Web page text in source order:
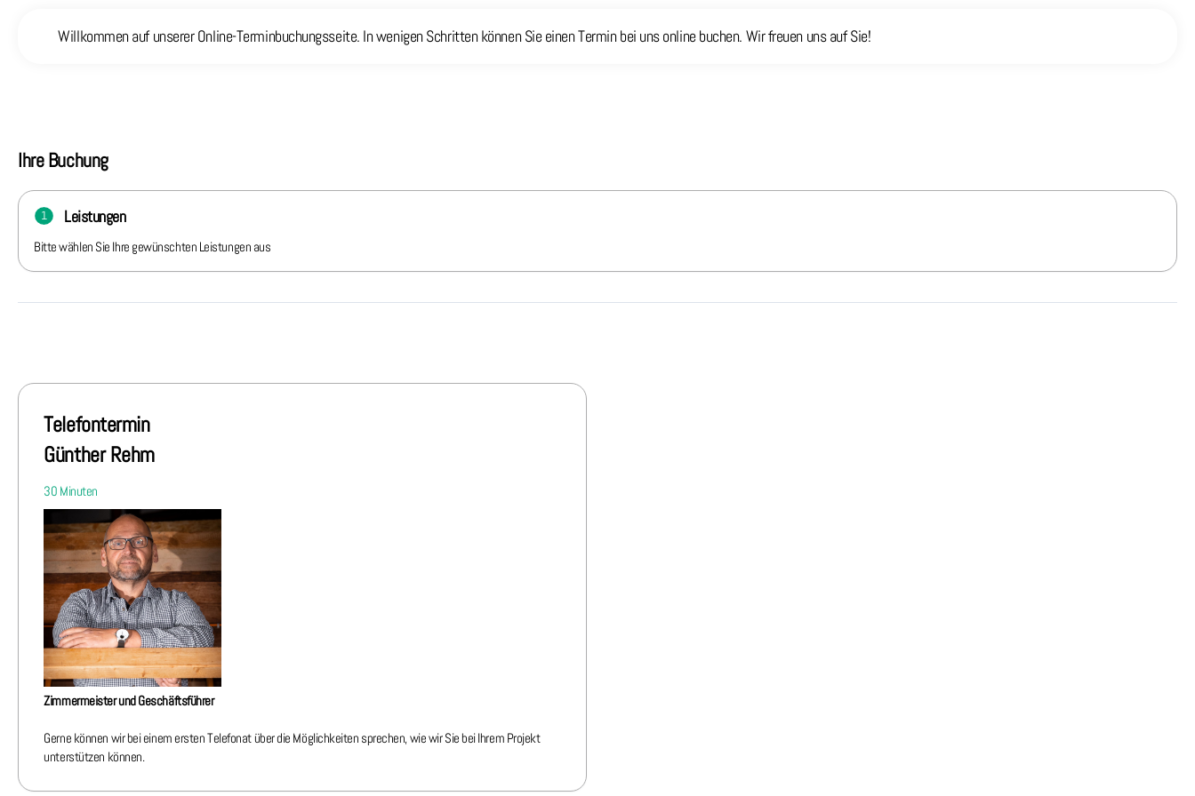
Willkommen auf unserer Online-Terminbuchungsseite. In wenigen Schritten können Sie einen Termin bei uns online buchen. Wir freuen uns auf Sie!
Telefontermin
Günther Rehm
30 Minuten
Zim­me­rmeis­ter und Geschäftsführer
Gerne können wir bei einem ersten Telefonat über die Möglichkeiten sprechen, wie wir Sie bei Ihrem Projekt
unterstützen können.
Ihre Buchung
1 Leistungen
Bitte wählen Sie Ihre gewünschten Leistungen aus